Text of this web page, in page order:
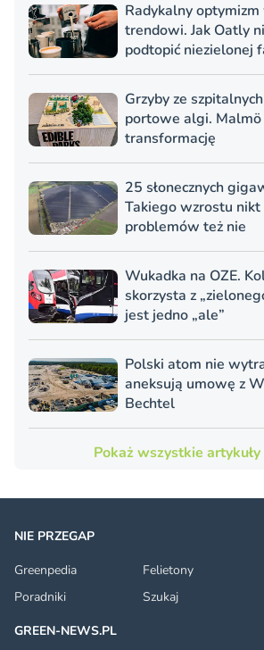
Radykalny
trendowi. Jak Oatly
podtopić niezielonej
Grzyby ze
portowe algi. Malmö
transformację
25 słonecznych
Takiego wzrostu nikt
problemów też nie
Wukadka na OZE.
skorzysta z
jest jedno „ale”
Polski atom nie
aneksują umowę z
Bechtel
Pokaż wszystkie
NIE PRZEGAP
Greenpedia
Felietony
Poradniki
Szukaj
GREEN-NEWS.PL